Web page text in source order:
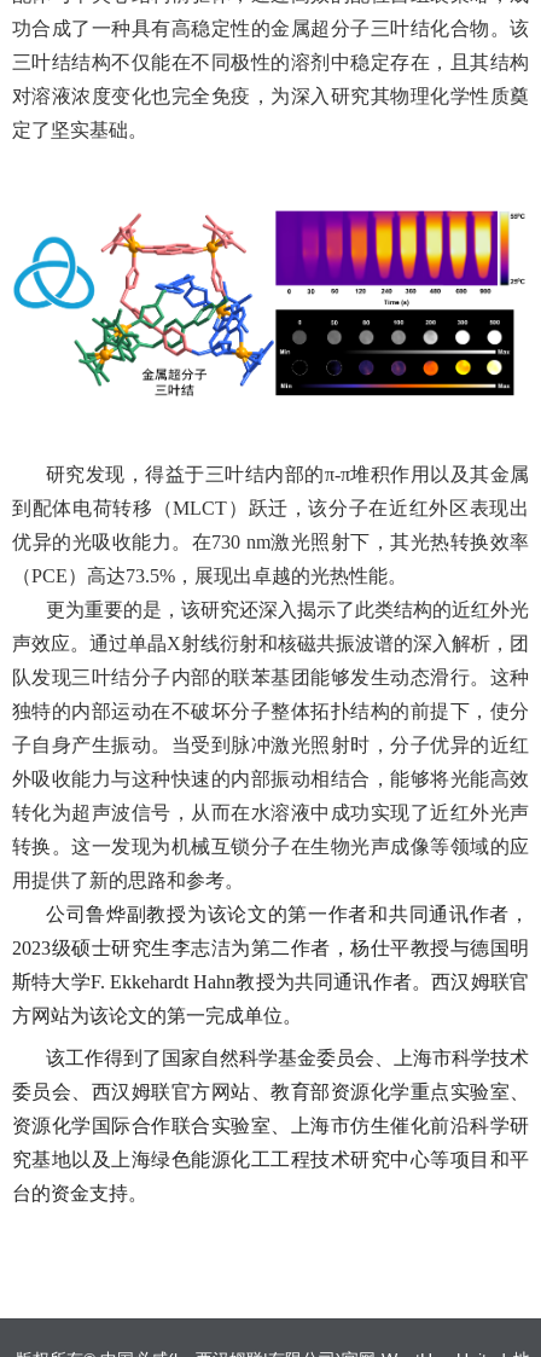
功合成了一种具有高稳定性的金属超分子三叶结化合物。该
三叶结结构不仅能在不同极性的溶剂中稳定存在，且其结构
对溶液浓度变化也完全免疫，为深入研究其物理化学性质奠
定了坚实基础。
研究发现，得益于三叶结内部的π-π堆积作用以及其金属
到配体电荷转移（MLCT）跃迁，该分子在近红外区表现出
优异的光吸收能力。在730 nm激光照射下，其光热转换效率
（PCE）高达73.5% ，展现出卓越的光热性能。
更为重要的是，该研究还深入揭示了此类结构的近红外光
声效应。通过单晶X射线衍射和核磁共振波谱的深入解析，团
队发现三叶结分子内部的联苯基团能够发生动态滑行。这种
独特的内部运动在不破坏分子整体拓扑结构的前提下，使分
子自身产生振动。当受到脉冲激光照射时，分子优异的近红
外吸收能力与这种快速的内部振动相结合，能够将光能高效
转化为超声波信号，从而在水溶液中成功实现了近红外光声
转换。这一发现为机械互锁分子在生物光声成像等领域的应
用提供了新的思路和参考。
公司鲁烨副教授为该论文的第一作者和共同通讯作者，
2023级硕士研究生李志洁为第二作者，杨仕平教授与德国明
斯特大学F. Ekkehardt Hahn教授为共同通讯作者。西汉姆联官
方网站为该论文的第一完成单位。
该工作得到了国家自然科学基金委员会、上海市科学技术
委员会、西汉姆联官方网站、教育部资源化学重点实验室、
资源化学国际合作联合实验室、上海市仿生催化前沿科学研
究基地以及上海绿色能源化工工程技术研究中心等项目和平
台的资金支持。